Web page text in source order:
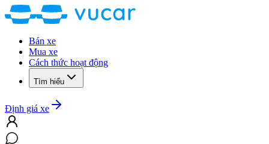
Bán xe
Mua xe
Cách thức hoạt động
Tìm hiểu
Định giá xe